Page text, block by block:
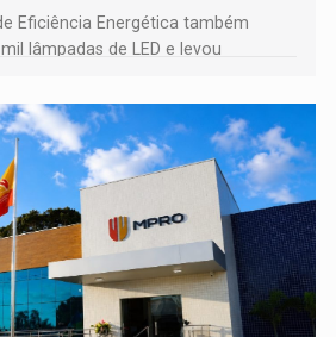
Eficiência Energética também
lâmpadas de LED e levou